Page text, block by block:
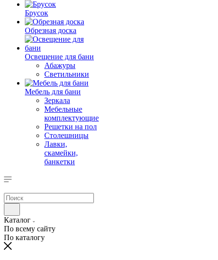
Брусок
Обрезная доска
Освещение для бани
Абажуры
Светильники
Мебель для бани
Зеркала
Мебельные
комплектующие
Решетки на пол
Столешницы
Лавки,
скамейки,
банкетки
Каталог
По всему сайту
По каталогу